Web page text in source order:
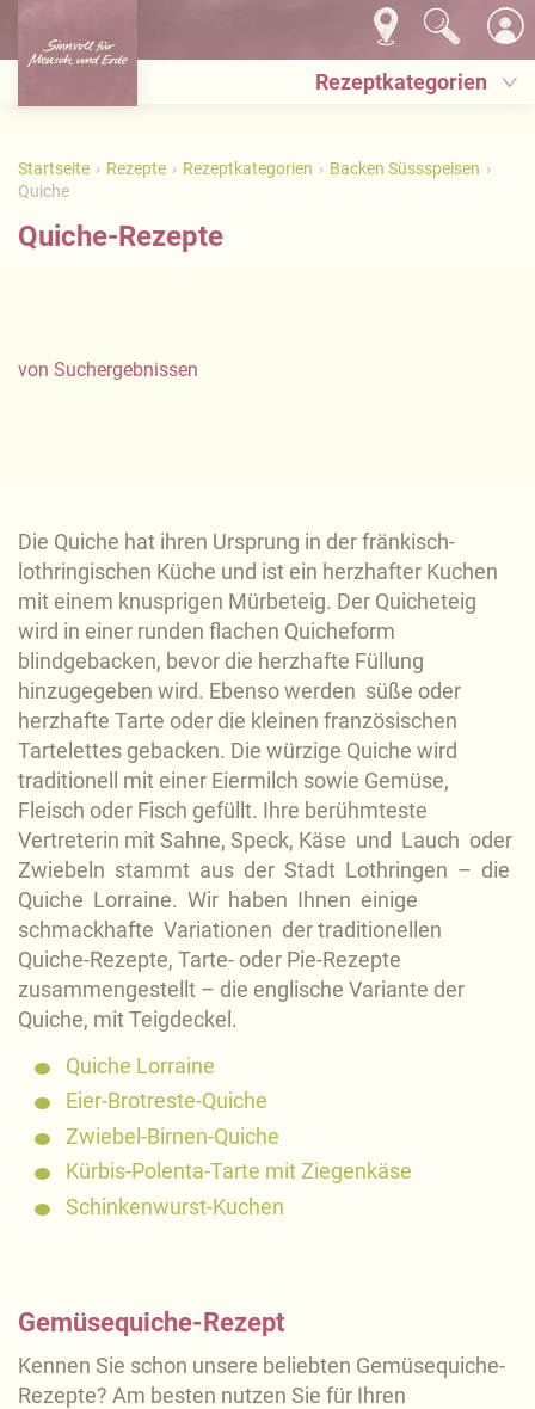
Rezeptkategorien
Startseite Rezepte Rezeptkategorien
Backen Süssspeisen
Quiche
Quiche-Rezepte
von Suchergebnissen
Die Quiche hat ihren Ursprung in der fränkisch-
lothringischen Küche und ist ein herzhafter Kuchen
mit einem knusprigen Mürbeteig. Der Quicheteig
wird in einer runden flachen Quicheform
blindgebacken, bevor die herzhafte Füllung
hinzugegeben wird. Ebenso werden süße oder
herzhafte Tarte oder die kleinen französischen
Tartelettes gebacken. Die würzige Quiche wird
traditionell mit einer Eiermilch sowie Gemüse,
Fleisch oder Fisch gefüllt. Ihre berühmteste
Vertreterin mit Sahne, Speck, Käse und Lauch oder
Zwiebeln stammt aus der Stadt Lothringen – die
Quiche Lorraine. Wir haben Ihnen einige
schmackhafte Variationen der traditionellen
Quiche-Rezepte, Tarte- oder Pie-Rezepte
zusammengestellt – die englische Variante der
Quiche, mit Teigdeckel.
Quiche Lorraine
Eier-Brotreste-Quiche
Zwiebel-Birnen-Quiche
Kürbis-Polenta-Tarte mit Ziegenkäse
Schinkenwurst-Kuchen
Gemüsequiche-Rezept
Kennen Sie schon unsere beliebten Gemüsequiche-
Rezepte? Am besten nutzen Sie für Ihren